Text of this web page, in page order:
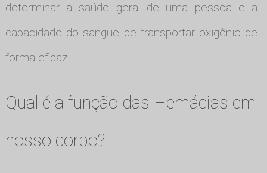
determinar a saúde geral de uma pessoa e a
capacidade do sangue de transportar oxigênio de
forma eficaz.
Qual é a função das Hemácias em
nosso corpo?